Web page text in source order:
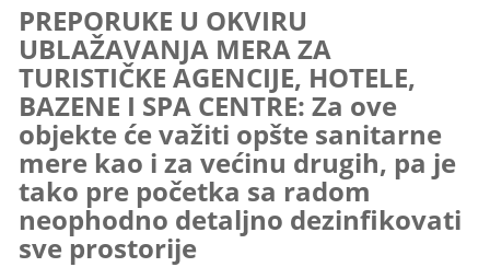
PREPORUKE U OKVIRU
UBLAŽAVANJA MERA ZA
TURISTIČKE AGENCIJE, HOTELE,
BAZENE I SPA CENTRE: Za ove
objekte će važiti opšte sanitarne
mere kao i za većinu drugih, pa je
tako pre početka sa radom
neophodno detaljno dezinfikovati
sve prostorije